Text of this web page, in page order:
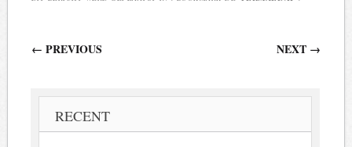
Berichtnavigatie
← PREVIOUS NEXT →
RECENT